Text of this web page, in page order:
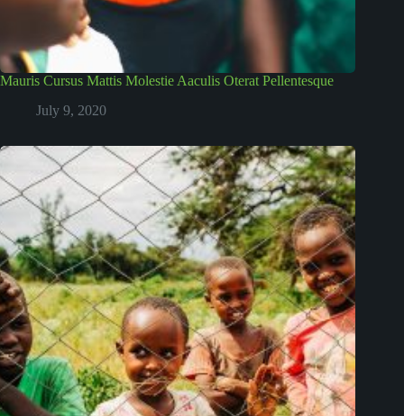
Mauris Cursus Mattis Molestie Aaculis Oterat Pellentesque
July 9, 2020